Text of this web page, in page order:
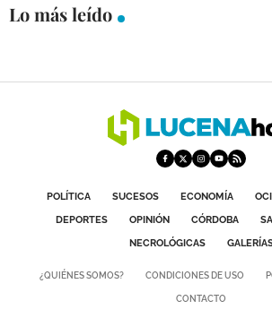
Lo más leído
POLÍTICA SUCESOS ECONOMÍA
DEPORTES
OPINIÓN CÓRDOBA
NECROLÓGICAS
¿QUIÉNES SOMOS? CONDICIONES DE USO
CONTACTO